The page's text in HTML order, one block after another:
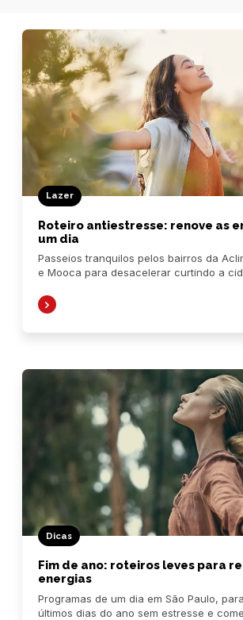
Lazer
Roteiro antiestresse: renove as
um dia
Passeios tranquilos pelos bairros da
e Mooca para desacelerar curtindo a
Dicas
Fim de ano: roteiros leves para
energias
Programas de um dia em São Paulo,
últimos dias do ano sem estresse e